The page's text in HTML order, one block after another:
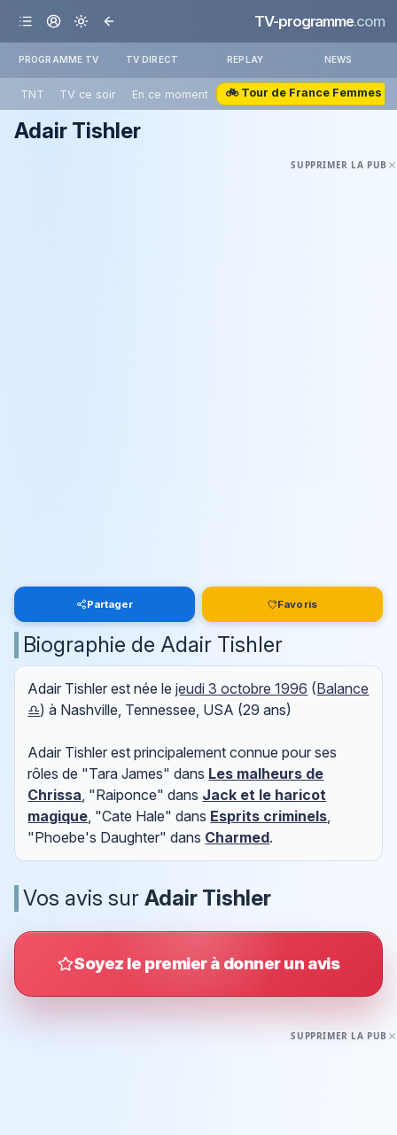
TV-programme.com
PROGRAMME TV TV DIRECT REPLAY NEWS
TNT TV ce soir En ce moment 🚲 Tour de France Femmes
Adair Tishler
SUPPRIMER LA PUB
Partager Favoris
Biographie de Adair Tishler
Adair Tishler est née lejeudi 3 octobre 1996 (Balance
♎) à Nashville, Tennessee, USA (29 ans)
Adair Tishler est principalement connue pour ses
rôles de "Tara James" dans Les malheurs de
Chrissa, "Raiponce" dans Jack et le haricot
magique, "Cate Hale" dans Esprits criminels,
"Phoebe's Daughter" dans Charmed.
Vos avis sur Adair Tishler
Soyez le premier à donner un avis
SUPPRIMER LA PUB